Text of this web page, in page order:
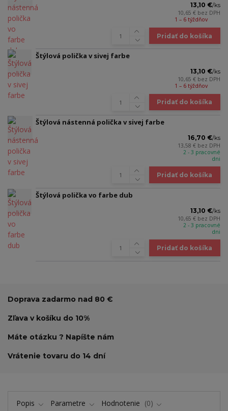
13,10 €/ks
10,65 € bez DPH
1 – 6 týždňov
Pridať do košíka
Štýlová polička v sivej farbe
13,10 €/ks
10,65 € bez DPH
1 – 6 týždňov
Pridať do košíka
Štýlová nástenná polička v sivej farbe
16,70 €/ks
13,58 € bez DPH
2 - 3 pracovné
dni
Pridať do košíka
Štýlová polička vo farbe dub
13,10 €/ks
10,65 € bez DPH
2 - 3 pracovné
dni
Pridať do košíka
Doprava zadarmo nad 80 €
Zľava v košíku do 10%
Máte otázku ? Napíšte nám
Vrátenie tovaru do 14 dní
Popis Parametre Hodnotenie 0